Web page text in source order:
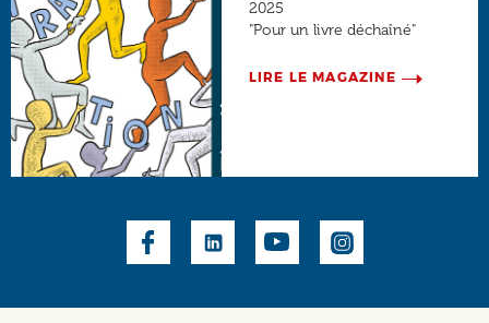
2025
"Pour un livre déchaîné"
LIRE LE MAGAZINE